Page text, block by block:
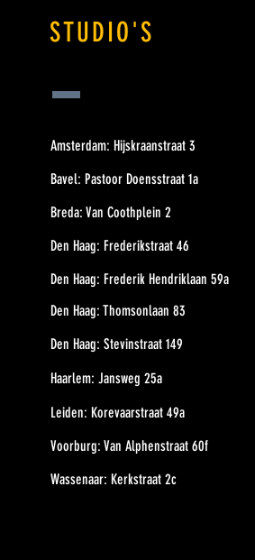
STUDIO'S
Amsterdam: Hijskraanstraat 3
Bavel: Pastoor Doensstraat 1a
Breda: Van Coothplein 2
Den Haag: Frederikstraat 46
Den Haag: Frederik Hendriklaan 59a
Den Haag: Thomsonlaan 83
Den Haag: Stevinstraat 149
Haarlem: Jansweg 25a
Leiden: Korevaarstraat 49a
Voorburg: Van Alphenstraat 60f
Wassenaar: Kerkstraat 2c